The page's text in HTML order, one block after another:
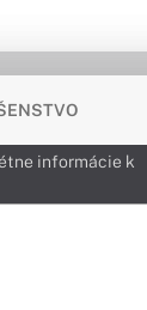
informácie k